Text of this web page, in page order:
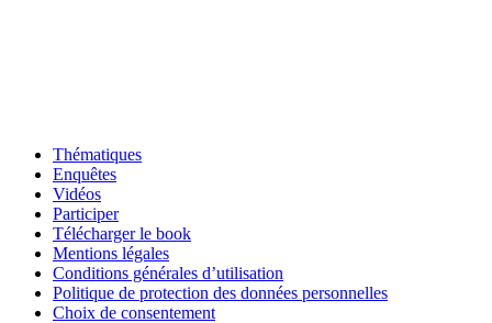
Thématiques
Enquêtes
Vidéos
Participer
Télécharger le book
Mentions légales
Conditions générales d’utilisation
Politique de protection des données personnelles
Choix de consentement